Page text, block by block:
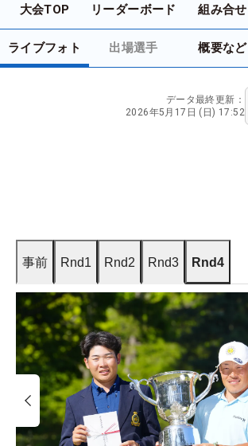
大会TOP リーダーボード 組み合せ
ライブフォト 出場選手 概要など
データ最終更新：
2026年5月17日 (日) 17:52
事前 Rnd1 Rnd2 Rnd3 Rnd4